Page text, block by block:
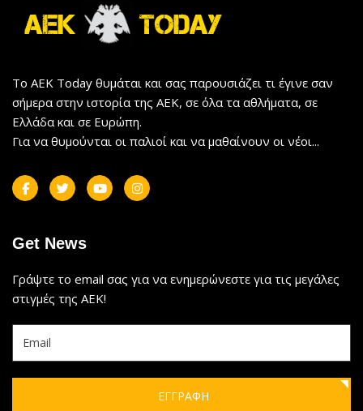
Το AEK Today θυμάται και σας παρουσιάζει τι έγινε σαν
σήμερα στην ιστορία της ΑΕΚ, σε όλα τα αθλήματα, σε
Ελλάδα και σε Ευρώπη.
Για να θυμούνται οι παλιοί και να μαθαίνουν οι νέοι...
Get News
Γράψτε το email σας για να ενημερώνεστε για τις μεγάλες
στιγμές της ΑΕΚ!
ΕΓΓΡΑΦΗ